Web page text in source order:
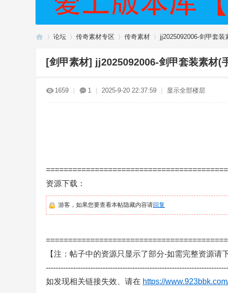
论坛 传奇素材专区 传奇素材 jj2025092006-剑甲套装
[剑甲素材] jj2025092006-剑甲套装素材(
1659 1 2025-9-20 22:37:59 显示全部楼层
资源下载：
游客，如果您要查看本帖隐藏内容请回复
【注：帖子中的资源只显示了部分-如需完整资源请
如发现相关链接失效、请在 https://